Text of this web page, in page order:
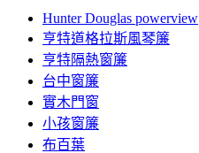
內
容
Hunter Douglas powerview
亨特道格拉斯風琴簾
亨特隔熱窗簾
台中窗簾
實木門窗
小孩窗簾
布百葉